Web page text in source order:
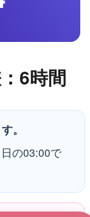
6時間
。
の03:00で